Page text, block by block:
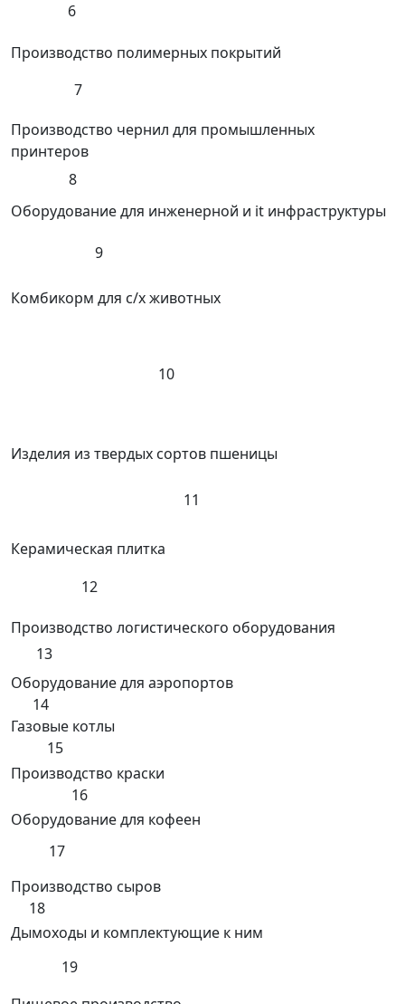
6
Производство полимерных покрытий
7
Производство чернил для промышленных
принтеров
8
Оборудование для инженерной и it инфраструктуры
9
Комбикорм для с/х животных
10
Изделия из твердых сортов пшеницы
11
Керамическая плитка
12
Производство логистического оборудования
13
Оборудование для аэропортов
14
Газовые котлы
15
Производство краски
16
Оборудование для кофеен
17
Производство сыров
18
Дымоходы и комплектующие к ним
19